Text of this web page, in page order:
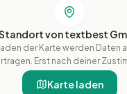
von textbest
der Karte werden Daten
Erst nach deiner
Karte laden